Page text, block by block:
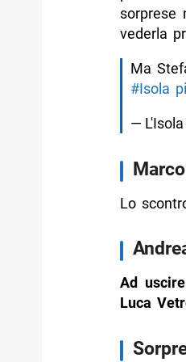
--
-- Marco
-- Ormai
-- I
-- I
-- I due
--
sorprese
vederla
Ma
#Isola
—
Lo
Ad
Luca